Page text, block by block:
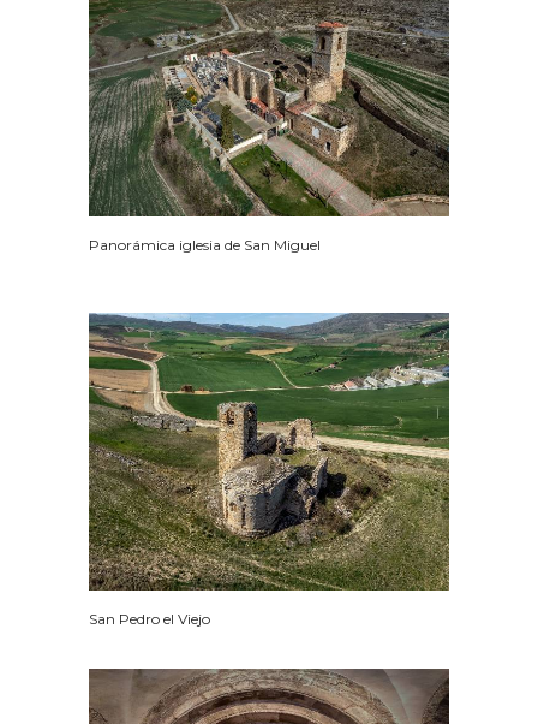
Panorámica iglesia de San Miguel
San Pedro el Viejo